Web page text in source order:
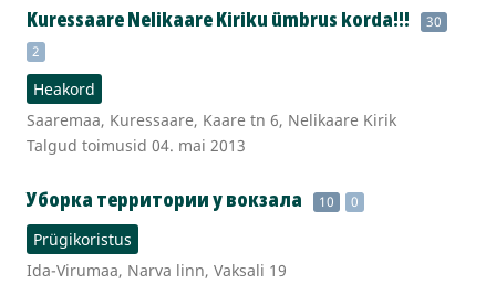
Kuressaare Nelikaare Kiriku ümbrus korda!!!
30
2
Heakord
Saaremaa, Kuressaare, Kaare tn 6, Nelikaare Kirik
Talgud toimusid 04. mai 2013
Уборка территории у вокзала 10 0
Prügikoristus
Ida-Virumaa, Narva linn, Vaksali 19